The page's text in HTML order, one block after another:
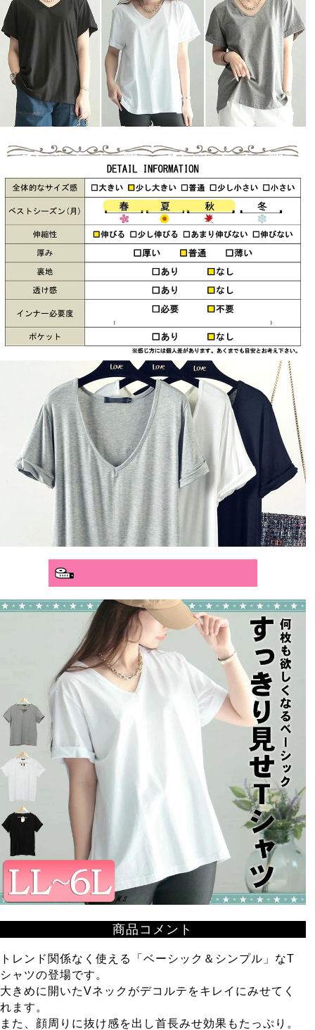
分かりやすいサイズガイド>>
商品コメント
トレンド関係なく使える「ベーシック＆シンプル」なT
シャツの登場です。
大きめに開いたVネックがデコルテをキレイにみせてく
れます。
また、顔周りに抜け感を出し首長みせ効果もたっぷり。